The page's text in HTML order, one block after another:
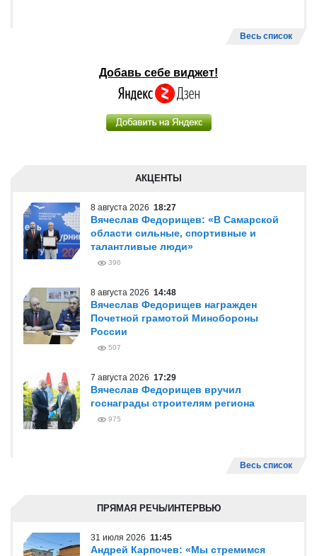
Весь список
Добавь себе виджет!
АКЦЕНТЫ
8 августа 2026 18:27
Вячеслав Федорищев: «В Самарской
области сильные, спортивные и
талантливые люди»
396
8 августа 2026 14:48
Вячеслав Федорищев награжден
Почетной грамотой Минобороны
России
507
7 августа 2026 17:29
Вячеслав Федорищев вручил
госнаграды строителям региона
975
Весь список
ПРЯМАЯ РЕЧЬ/ИНТЕРВЬЮ
31 июля 2026 11:45
Андрей Карпочев: «Мы стремимся